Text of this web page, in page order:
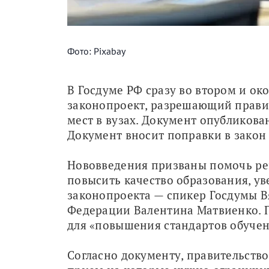
Фото: Pixabay
В Госдуме РФ сразу во втором и
законопроект, разрешающий
мест в вузах. Документ
Документ вносит поправки в
Нововведения призваны помочь
повысить качество образования,
законопроекта — спикер Госдумы
Федерации Валентина Матвиенко.
для «повышения стандартов
Согласно документу,